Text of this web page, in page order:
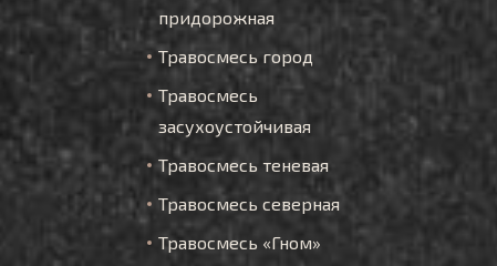
придорожная
Травосмесь город
Травосмесь
засухоустойчивая
Травосмесь теневая
Травосмесь северная
Травосмесь «Гном»